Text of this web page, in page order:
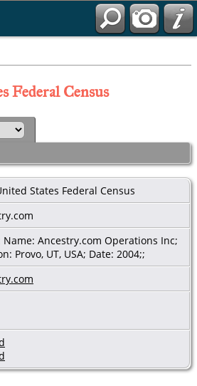
Federal Census
States Federal Census
Name: Ancestry.com Operations Inc;
Provo, UT, USA; Date: 2004;;